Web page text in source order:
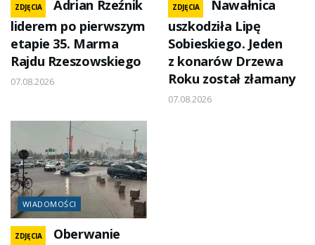
ZDJĘCIA
Adrian Rzeźnik
liderem po pierwszym
etapie 35. Marma
Rajdu Rzeszowskiego
07.08.2026
ZDJĘCIA
Nawałnica
uszkodziła Lipę
Sobieskiego. Jeden
z konarów Drzewa
Roku został złamany
07.08.2026
WIADOMOŚCI
ZDJĘCIA
Oberwanie